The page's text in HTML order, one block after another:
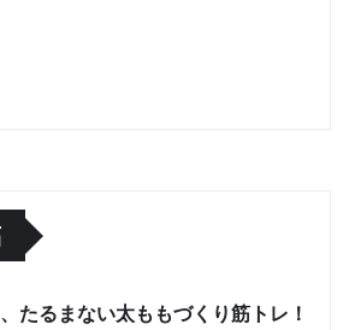
たるまない太ももづくり筋トレ！